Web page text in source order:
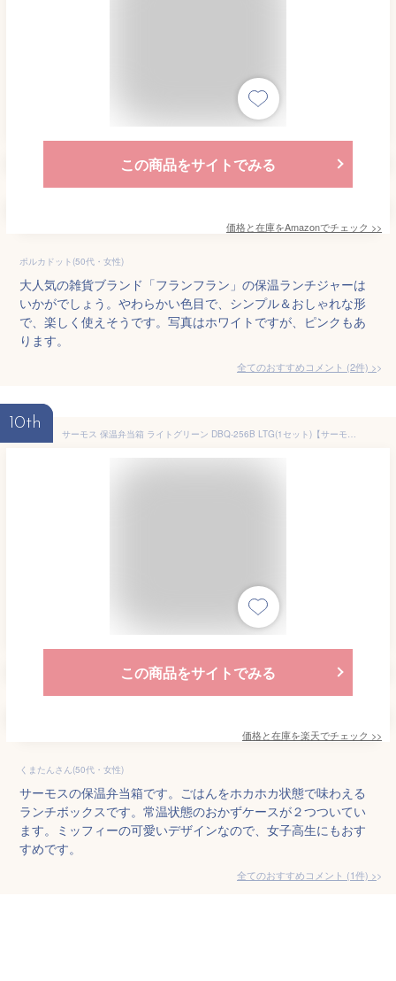
この商品をサイトでみる
価格と在庫をAmazonでチェック >>
ポルカドット(50代・女性)
大人気の雑貨ブランド「フランフラン」の保温ランチジャーは
いかがでしょう。やわらかい色目で、シンプル＆おしゃれな形
で、楽しく使えそうです。写真はホワイトですが、ピンクもあ
ります。
全てのおすすめコメント (2件) >
10th
サーモス 保温弁当箱 ライトグリーン DBQ-256B LTG(1セット)【サーモス(THERMOS)】
この商品をサイトでみる
価格と在庫を楽天でチェック >>
くまたんさん(50代・女性)
サーモスの保温弁当箱です。ごはんをホカホカ状態で味わえる
ランチボックスです。常温状態のおかずケースが２つついてい
ます。ミッフィーの可愛いデザインなので、女子高生にもおす
すめです。
全てのおすすめコメント (1件) >